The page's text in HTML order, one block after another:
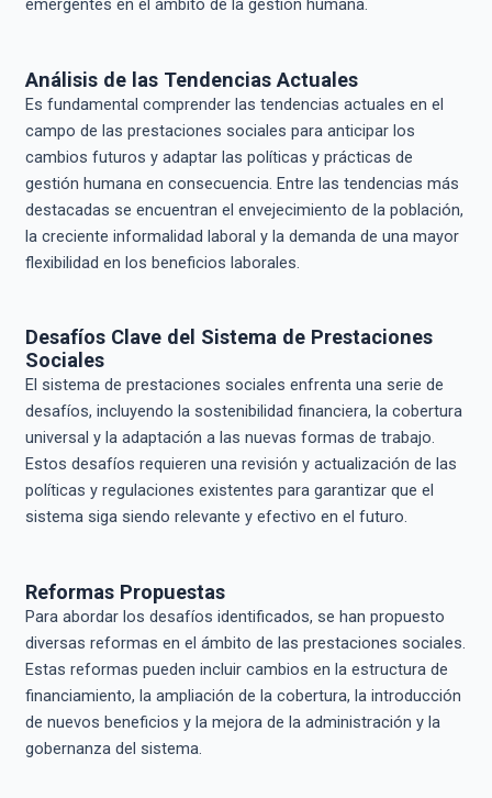
emergentes en el ámbito de la gestión humana.
Análisis de las Tendencias Actuales
Es fundamental comprender las tendencias actuales en el
campo de las prestaciones sociales para anticipar los
cambios futuros y adaptar las políticas y prácticas de
gestión humana en consecuencia. Entre las tendencias más
destacadas se encuentran el envejecimiento de la población,
la creciente informalidad laboral y la demanda de una mayor
flexibilidad en los beneficios laborales.
Desafíos Clave del Sistema de Prestaciones
Sociales
El sistema de prestaciones sociales enfrenta una serie de
desafíos, incluyendo la sostenibilidad financiera, la cobertura
universal y la adaptación a las nuevas formas de trabajo.
Estos desafíos requieren una revisión y actualización de las
políticas y regulaciones existentes para garantizar que el
sistema siga siendo relevante y efectivo en el futuro.
Reformas Propuestas
Para abordar los desafíos identificados, se han propuesto
diversas reformas en el ámbito de las prestaciones sociales.
Estas reformas pueden incluir cambios en la estructura de
financiamiento, la ampliación de la cobertura, la introducción
de nuevos beneficios y la mejora de la administración y la
gobernanza del sistema.